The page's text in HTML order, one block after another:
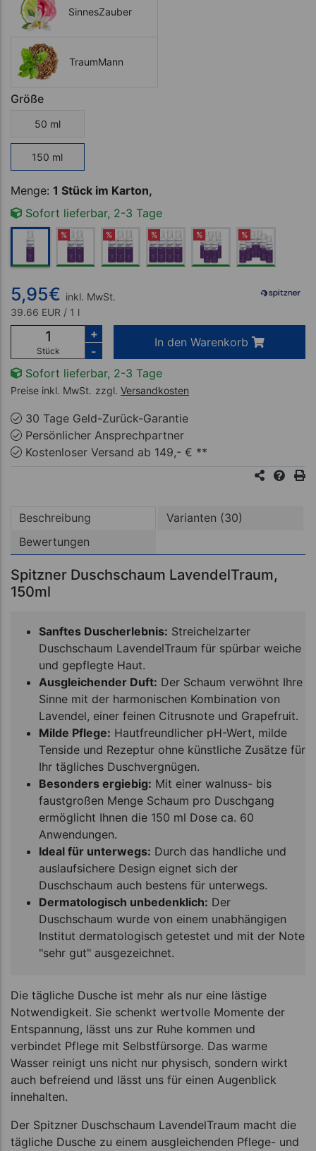
SinnesZauber
TraumMann
Größe
50 ml
150 ml
Menge: 1 Stück im Karton,
Sofort lieferbar, 2-3 Tage
% % % % %
5,95€ inkl. MwSt.
39.66 EUR / 1 l
Stück
+
-
In den Warenkorb
Sofort lieferbar, 2-3 Tage
Preise inkl. MwSt. zzgl. Versandkosten
30 Tage Geld-Zurück-Garantie
Persönlicher Ansprechpartner
Kostenloser Versand ab 149,- € **
Beschreibung
Varianten (30)
Bewertungen
Spitzner Duschschaum LavendelTraum,
150ml
Sanftes Duscherlebnis: Streichelzarter
Duschschaum LavendelTraum für spürbar weiche
und gepflegte Haut.
Ausgleichender Duft: Der Schaum verwöhnt Ihre
Sinne mit der harmonischen Kombination von
Lavendel, einer feinen Citrusnote und Grapefruit.
Milde Pflege: Hautfreundlicher pH-Wert, milde
Tenside und Rezeptur ohne künstliche Zusätze für
Ihr tägliches Duschvergnügen.
Besonders ergiebig: Mit einer walnuss- bis
faustgroßen Menge Schaum pro Duschgang
ermöglicht Ihnen die 150 ml Dose ca. 60
Anwendungen.
Ideal für unterwegs: Durch das handliche und
auslaufsichere Design eignet sich der
Duschschaum auch bestens für unterwegs.
Dermatologisch unbedenklich: Der
Duschschaum wurde von einem unabhängigen
Institut dermatologisch getestet und mit der Note
"sehr gut" ausgezeichnet.
Die tägliche Dusche ist mehr als nur eine lästige
Notwendigkeit. Sie schenkt wertvolle Momente der
Entspannung, lässt uns zur Ruhe kommen und
verbindet Pflege mit Selbstfürsorge. Das warme
Wasser reinigt uns nicht nur physisch, sondern wirkt
auch befreiend und lässt uns für einen Augenblick
innehalten.
Der Spitzner Duschschaum LavendelTraum macht die
tägliche Dusche zu einem ausgleichenden Pflege- und